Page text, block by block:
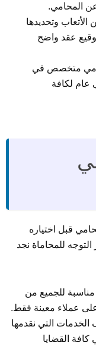
عن المحامي.
وتحديدها
عقد واضح
متخصص في
عام لكافة
قبل اختياره
للمحاماة نجد
للجميع من
على عملاء معينة فقط.
التي نقدمها
القضايا